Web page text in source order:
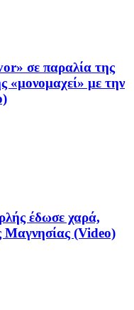
σε παραλία της
με την
έδωσε χαρά,
Μαγνησίας (Video)